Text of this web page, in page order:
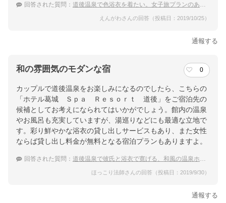
回答された質問： 道後温泉で色浴衣を着たい。女子旅プランのある宿を教えて
えんがわさんの回答（投稿日：2019/10/25）
通報する
和の雰囲気のモダンな宿 0
カップルで道後温泉をお楽しみになるのでしたら、こちらの
「ホテル葛城 Ｓｐａ Ｒｅｓｏｒｔ 道後」をご宿泊先の
候補としてお考えになられてはいかがでしょう。館内の温泉
やお風呂も充実していますが、湯巡りなどにも最適な立地で
す。彩り鮮やかな浴衣の貸し出しサービスもあり、また女性
ならば貸し出し料金が無料となる宿泊プランもありますよ。
回答された質問： 道後温泉で彼氏と浴衣で寛げる、和風の温泉ホテルを探しています。
ほっこり法師さんの回答（投稿日：2019/9/30）
通報する